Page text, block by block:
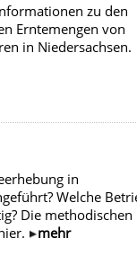
zu den
Erntemengen von
in Niedersachsen.
in
Welche
Die methodischen
mehr